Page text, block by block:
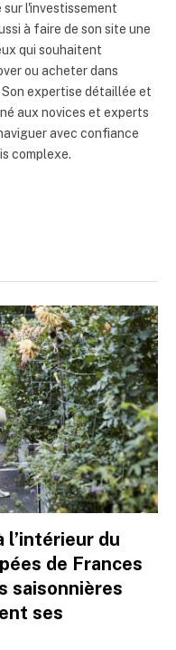
l'investissement
à faire de son site une
qui souhaitent
ou acheter dans
Son expertise détaillée et
aux novices et experts
avec confiance
complexe.
l’intérieur du
de Frances
saisonnières
ses